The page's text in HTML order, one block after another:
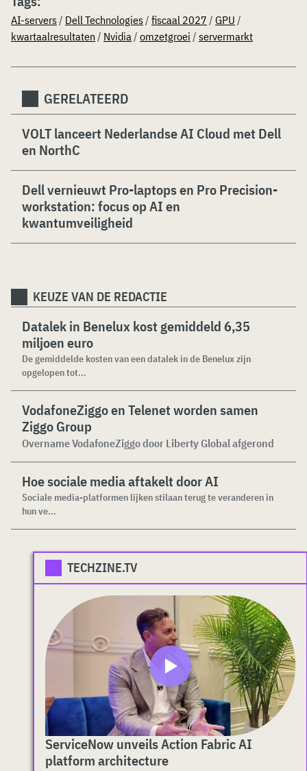
AI-servers/ Dell Technologies/ fiscaal 2027 / GPU /
kwartaalresultaten / Nvidia/ omzetgroei / servermarkt
GERELATEERD
VOLT lanceert Nederlandse AI Cloud met Dell
en NorthC
Dell vernieuwt Pro-laptops en Pro Precision-
workstation: focus op AI en
kwantumveiligheid
KEUZE VAN DE REDACTIE
Datalek in Benelux kost gemiddeld 6,35
miljoen euro
De gemiddelde kosten van een datalek in de Benelux zijn
opgelopen tot...
VodafoneZiggo en Telenet worden samen
Ziggo Group
Overname VodafoneZiggo door Liberty Global afgerond
Hoe sociale media aftakelt door AI
Sociale media-platformen lijken stilaan terug te veranderen in
hun ve...
TECHZINE.TV
ServiceNow unveils Action Fabric AI
platform architecture